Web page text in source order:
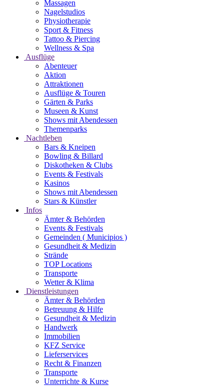
Massagen
Nagelstudios
Physiotherapie
Sport & Fitness
Tattoo & Piercing
Wellness & Spa
Ausflüge
Abenteuer
Aktion
Attraktionen
Ausflüge & Touren
Gärten & Parks
Museen & Kunst
Shows mit Abendessen
Themenparks
Nachtleben
Bars & Kneipen
Bowling & Billard
Diskotheken & Clubs
Events & Festivals
Kasinos
Shows mit Abendessen
Stars & Künstler
Infos
Ämter & Behörden
Events & Festivals
Gemeinden ( Municipios )
Gesundheit & Medizin
Strände
TOP Locations
Transporte
Wetter & Klima
Dienstleistungen
Ämter & Behörden
Betreuung & Hilfe
Gesundheit & Medizin
Handwerk
Immobilien
KFZ Service
Lieferservices
Recht & Finanzen
Transporte
Unterrichte & Kurse